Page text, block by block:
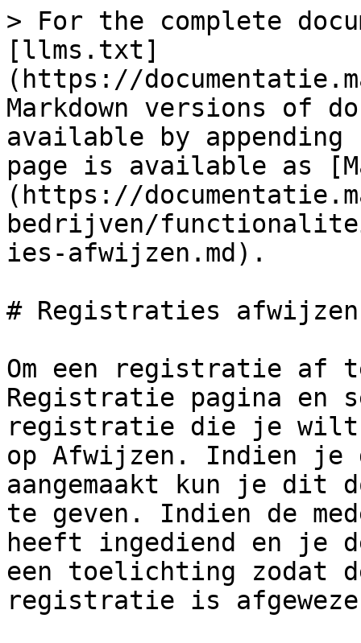
> For the complete
[llms.txt]
(https://
Markdown versions of
available by
page is available as
(https://
bedrijven/
ies-afwijzen.md).
# Registraties afwijzen
Om een registratie af
Registratie pagina en
registratie die je wilt
op Afwijzen. Indien
aangemaakt kun je dit
te geven. Indien de
heeft ingediend en je
een toelichting zodat de
registratie is